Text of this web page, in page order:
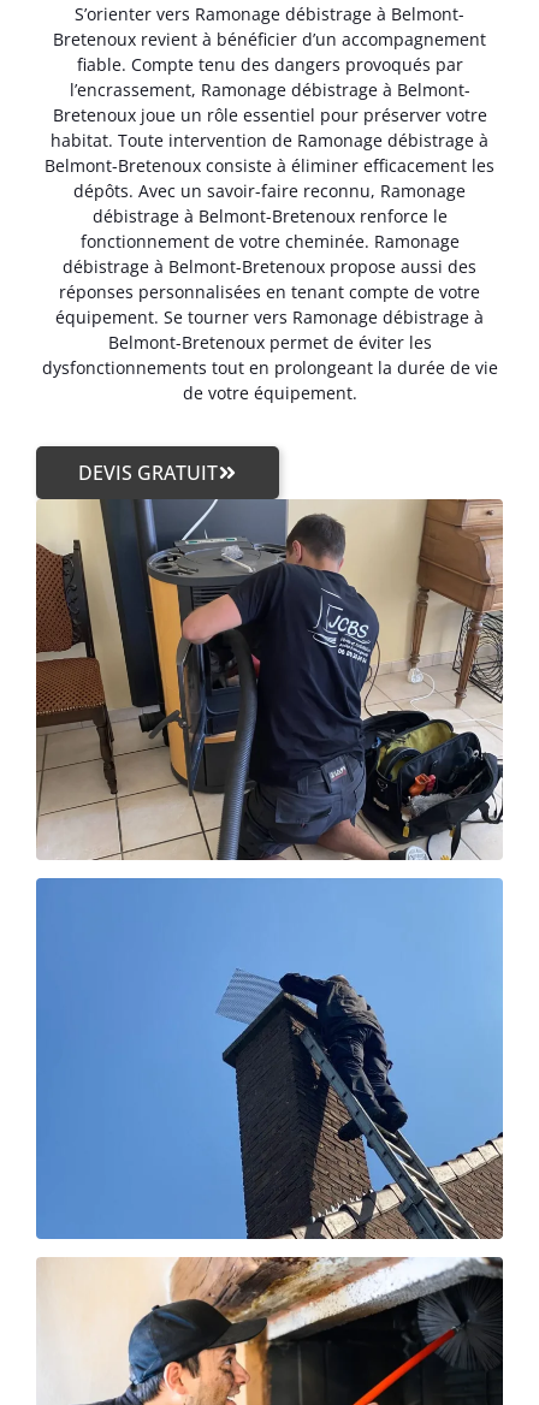
S’orienter vers Ramonage débistrage à Belmont-
Bretenoux revient à bénéficier d’un accompagnement
fiable. Compte tenu des dangers provoqués par
l’encrassement, Ramonage débistrage à Belmont-
Bretenoux joue un rôle essentiel pour préserver votre
habitat. Toute intervention de Ramonage débistrage à
Belmont-Bretenoux consiste à éliminer efficacement les
dépôts. Avec un savoir-faire reconnu, Ramonage
débistrage à Belmont-Bretenoux renforce le
fonctionnement de votre cheminée. Ramonage
débistrage à Belmont-Bretenoux propose aussi des
réponses personnalisées en tenant compte de votre
équipement. Se tourner vers Ramonage débistrage à
Belmont-Bretenoux permet de éviter les
dysfonctionnements tout en prolongeant la durée de vie
de votre équipement.
DEVIS GRATUIT